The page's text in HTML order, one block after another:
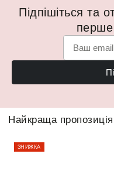
Підпішіться та
Найкраща
ЗНИЖКА